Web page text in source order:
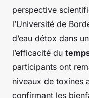
perspective
l’Université de
d’eau détox dans
l’efficacité du
participants ont
niveaux de toxines
confirmant les